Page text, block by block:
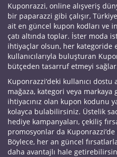
Kuponrazzi, online alışveriş
bir paparazzi gibi çalışır,
ait en güncel kupon kodları ve
çatı altında toplar. İster moda
ihtiyaçlar olsun, her kategoride
kullanıcılarıyla buluşturan
bütçeden tasarruf etmeyi
Kuponrazzi’deki kullanıcı dostu
mağaza, kategori veya
ihtiyacınız olan kupon kodunu
kolayca bulabilirsiniz. Üstelik
hediye kampanyaları, çekiliş
promosyonlar da
Böylece, her an güncel
daha avantajlı hale